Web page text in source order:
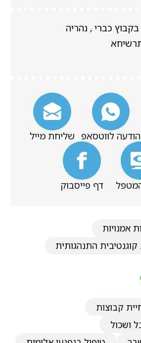
בקבוץ כברי , נהריה
הודעה לווטסאפ שליחת מייל
דף פייסבוק
אמנויות
התנהגותית
קבוצות
ושכול